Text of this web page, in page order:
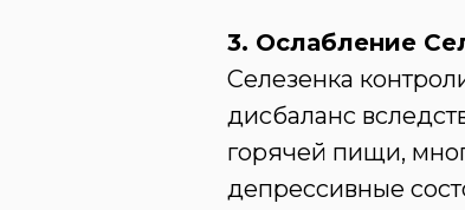
3. Ослабление
Селезенка
дисбаланс
горячей пищи,
депрессивные